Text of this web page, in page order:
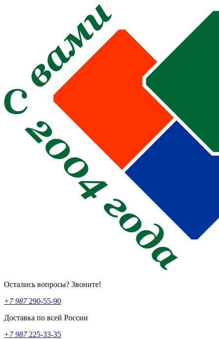
Остались вопросы? Звоните!
+7 987290-55-90
Доставка по всей России
+7 987225-33-35